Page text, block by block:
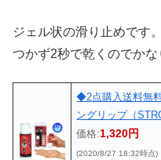
ジェル状の滑り止めです
つかず2秒で乾くのでかな
◆2点購入送料無
ングリップ（
価格:1,320円
(2020/8/27 18:32時点)